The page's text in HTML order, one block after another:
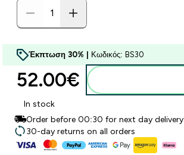
Έκπτωση 30% | Κωδικός: BS30
52.00€‎
In stock
Order before 00:30 for next day delivery
30-day returns on all orders